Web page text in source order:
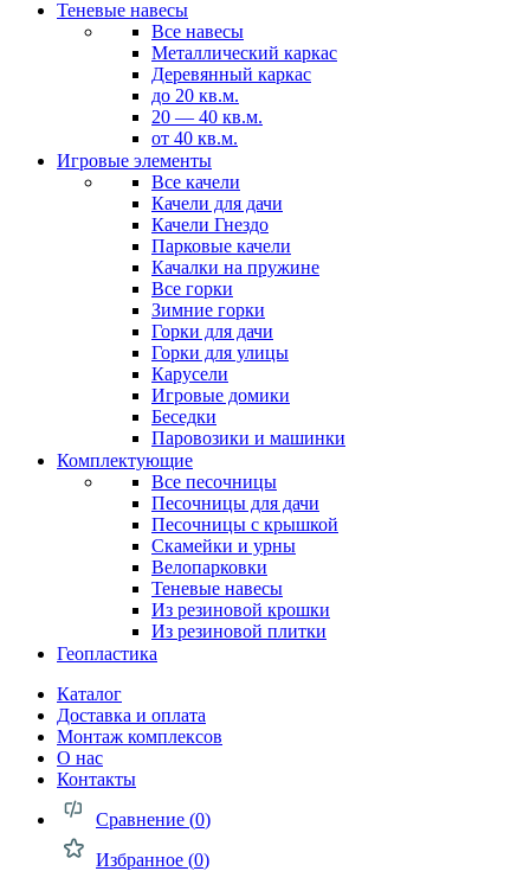
Теневые навесы
Все навесы
Металлический каркас
Деревянный каркас
до 20 кв.м.
20 — 40 кв.м.
от 40 кв.м.
Игровые элементы
Все качели
Качели для дачи
Качели Гнездо
Парковые качели
Качалки на пружине
Все горки
Зимние горки
Горки для дачи
Горки для улицы
Карусели
Игровые домики
Беседки
Паровозики и машинки
Комплектующие
Все песочницы
Песочницы для дачи
Песочницы с крышкой
Скамейки и урны
Велопарковки
Теневые навесы
Из резиновой крошки
Из резиновой плитки
Геопластика
Каталог
Доставка и оплата
Монтаж комплексов
О нас
Контакты
Сравнение (0)
Избранное (0)